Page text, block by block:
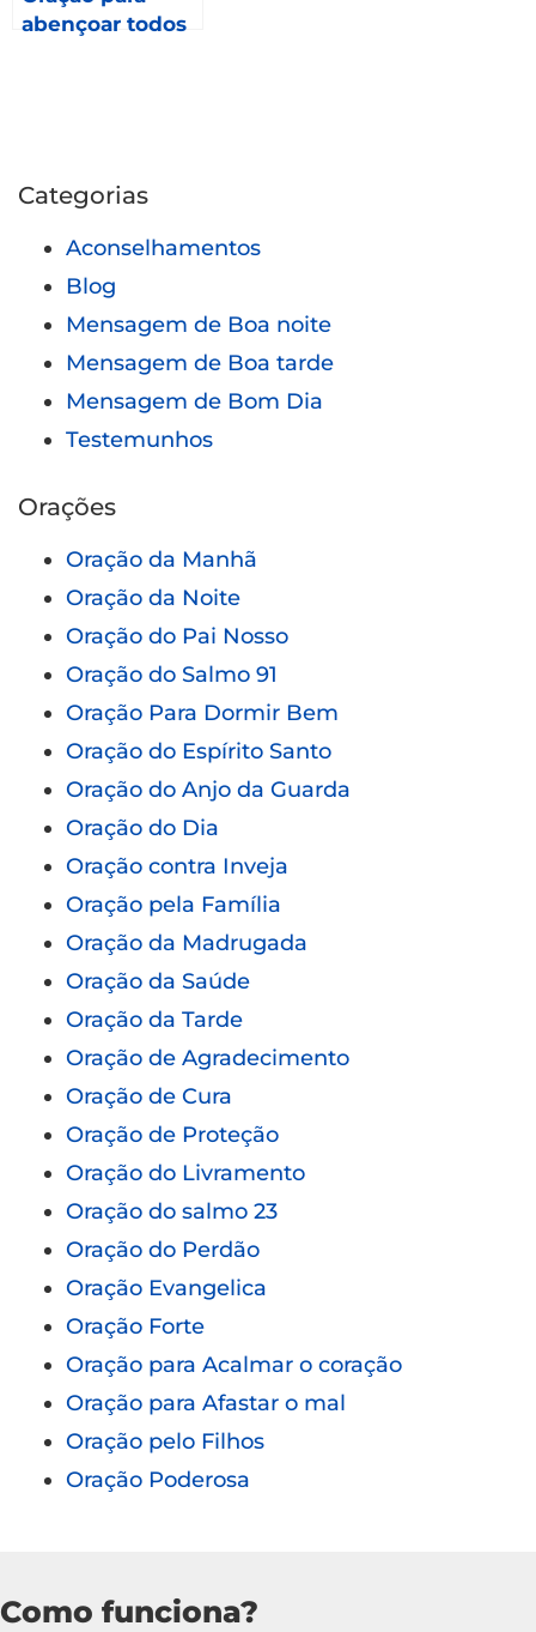
abençoar todos
Categorias
Aconselhamentos
Blog
Mensagem de Boa noite
Mensagem de Boa tarde
Mensagem de Bom Dia
Testemunhos
Orações
Oração da Manhã
Oração da Noite
Oração do Pai Nosso
Oração do Salmo 91
Oração Para Dormir Bem
Oração do Espírito Santo
Oração do Anjo da Guarda
Oração do Dia
Oração contra Inveja
Oração pela Família
Oração da Madrugada
Oração da Saúde
Oração da Tarde
Oração de Agradecimento
Oração de Cura
Oração de Proteção
Oração do Livramento
Oração do salmo 23
Oração do Perdão
Oração Evangelica
Oração Forte
Oração para Acalmar o coração
Oração para Afastar o mal
Oração pelo Filhos
Oração Poderosa
Como funciona?